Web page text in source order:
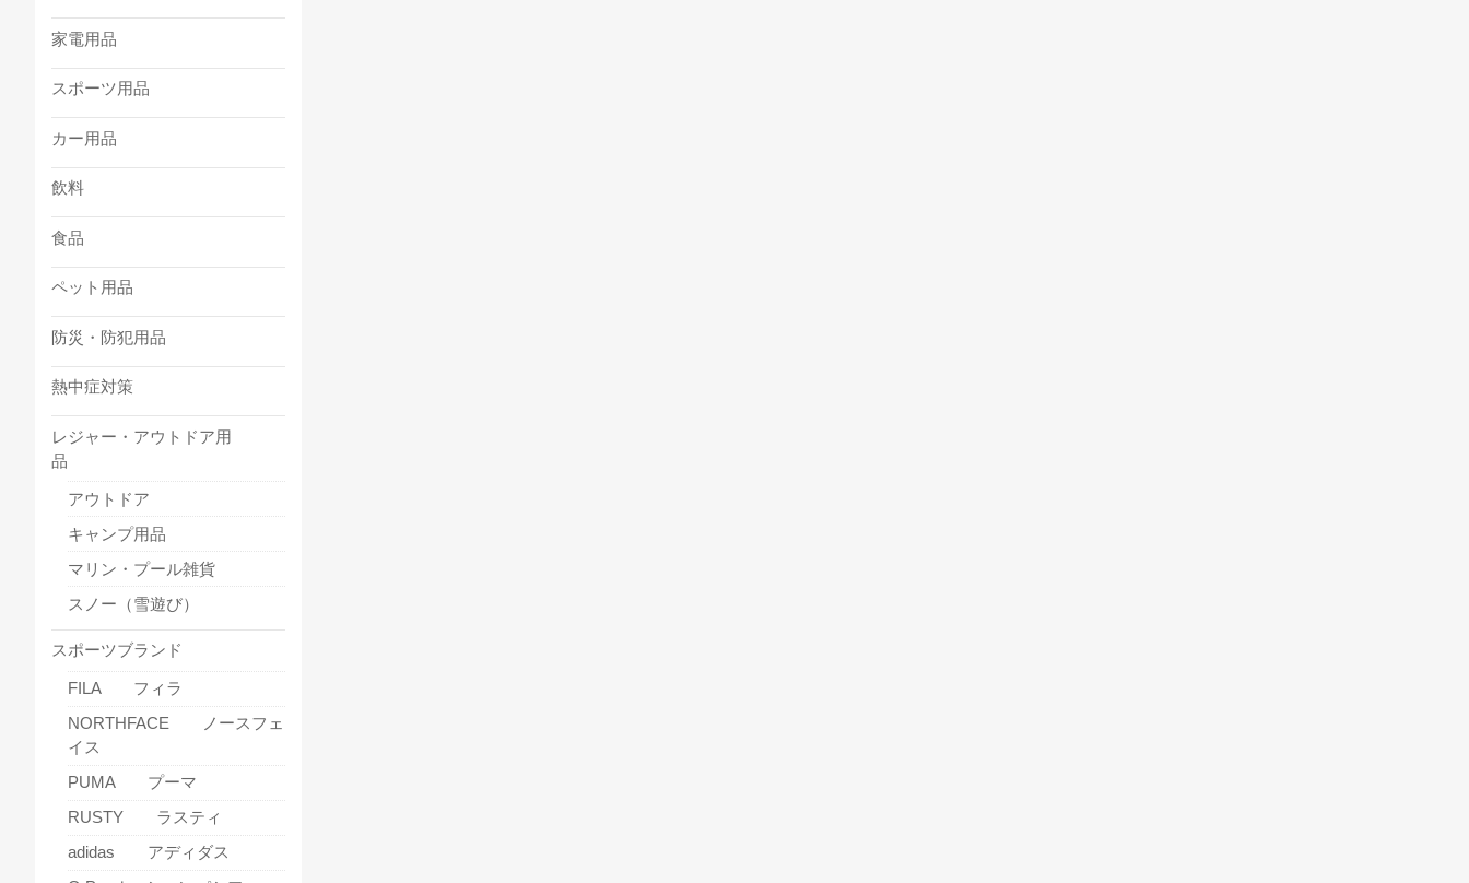
家電用品
スポーツ用品
カー用品
飲料
食品
ペット用品
防災・防犯用品
熱中症対策
レジャー・アウトドア用
品
アウトドア
キャンプ用品
マリン・プール雑貨
スノー（雪遊び）
スポーツブランド
FILA フィラ
NORTHFACE ノースフェ
イス
PUMA プーマ
RUSTY ラスティ
adidas アディダス